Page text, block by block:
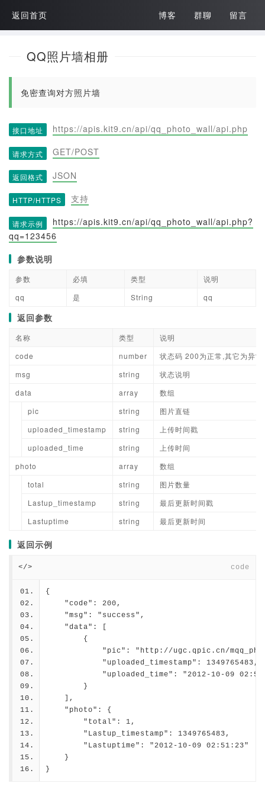
返回首页 博客 群聊 留言
QQ照片墙相册
免密查询对方照片墙
接口地址 https://apis.kit9.cn/api/qq_photo_wall/api.php
请求方式 GET/POST
返回格式 JSON
HTTP/HTTPS 支持
请求示例
https://apis.kit9.cn/api/qq_photo_wall/api.php?
qq=123456
参数说明
参数 必填 类型
说明
qq
是 String qq
返回参数
名称 类型
说明
code
number
状态码 200为正常,其它为异常
msg
string
状态说明
data
array
数组
pic
string
图片直链
uploaded_timestamp
string
上传时间戳
uploaded_time
string
上传时间
photo
array
数组
total
string
图片数量
Lastup_timestamp
string
最后更新时间戳
Lastuptime
string 最后更新时间
返回示例
</> code
{
    "code": 200,
    "msg": "success",
    "data": [
        {
"pic": "http://ugc.qpic.cn/
            "uploaded_timestamp": 1349765483,
"uploaded_time": "2012-10-09
        }
    ],
    "photo": {
        "total": 1,
        "Lastup_timestamp": 1349765483,
        "Lastuptime": "2012-10-09 02:51:23"
    }
}